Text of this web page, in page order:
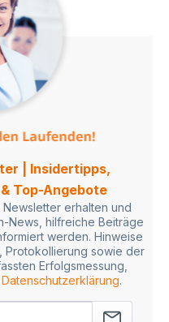
| Insidertipps,
Top-Angebote
Newsletter erhalten und
News, hilfreiche Beiträge
werden. Hinweise
Protokollierung sowie der
Erfolgsmessung,
Datenschutzerklärung.